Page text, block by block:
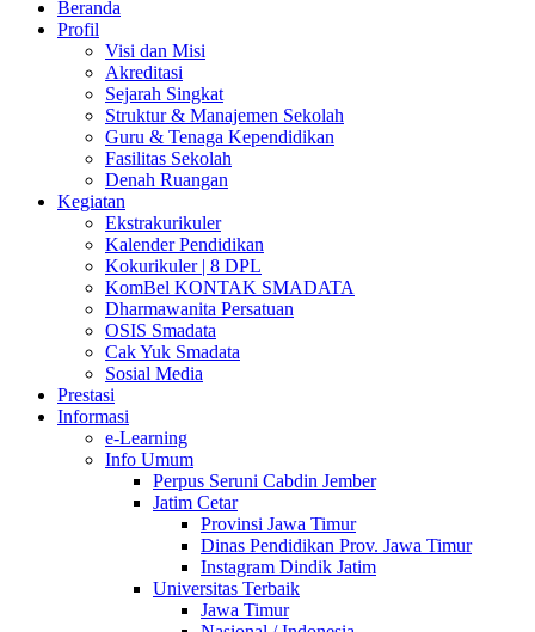
Beranda
Profil
Visi dan Misi
Akreditasi
Sejarah Singkat
Struktur & Manajemen Sekolah
Guru & Tenaga Kependidikan
Fasilitas Sekolah
Denah Ruangan
Kegiatan
Ekstrakurikuler
Kalender Pendidikan
Kokurikuler | 8 DPL
KomBel KONTAK SMADATA
Dharmawanita Persatuan
OSIS Smadata
Cak Yuk Smadata
Sosial Media
Prestasi
Informasi
e-Learning
Info Umum
Perpus Seruni Cabdin Jember
Jatim Cetar
Provinsi Jawa Timur
Dinas Pendidikan Prov. Jawa Timur
Instagram Dindik Jatim
Universitas Terbaik
Jawa Timur